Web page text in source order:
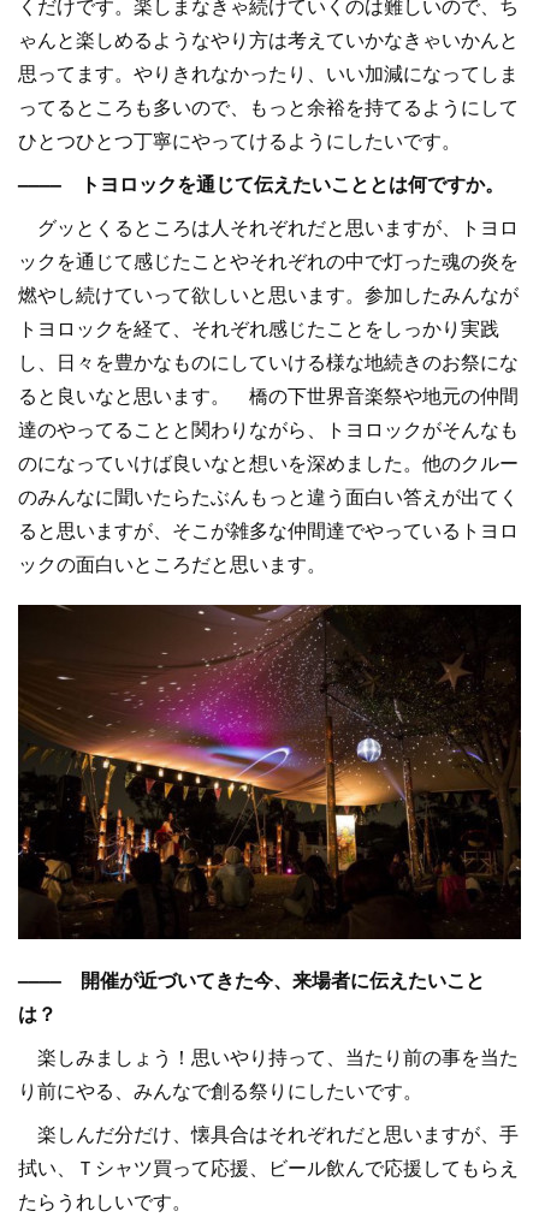
ゃんと楽しめるようなやり方は考えていかなきゃいかんと
思ってます。やりきれなかったり、いい加減になってしま
ってるところも多いので、もっと余裕を持てるようにして
ひとつひとつ丁寧にやってけるようにしたいです。
–––– トヨロックを通じて伝えたいこととは何ですか。
グッとくるところは人それぞれだと思いますが、トヨロ
ックを通じて感じたことやそれぞれの中で灯った魂の炎を
燃やし続けていって欲しいと思います。参加したみんなが
トヨロックを経て、それぞれ感じたことをしっかり実践
し、日々を豊かなものにしていける様な地続きのお祭にな
ると良いなと思います。 橋の下世界音楽祭や地元の仲間
達のやってることと関わりながら、トヨロックがそんなも
のになっていけば良いなと想いを深めました。他のクルー
のみんなに聞いたらたぶんもっと違う面白い答えが出てく
ると思いますが、そこが雑多な仲間達でやっているトヨロ
ックの面白いところだと思います。
–––– 開催が近づいてきた今、来場者に伝えたいこと
は？
楽しみましょう！思いやり持って、当たり前の事を当た
り前にやる、みんなで創る祭りにしたいです。
楽しんだ分だけ、懐具合はそれぞれだと思いますが、手
拭い、Ｔシャツ買って応援、ビール飲んで応援してもらえ
たらうれしいです。